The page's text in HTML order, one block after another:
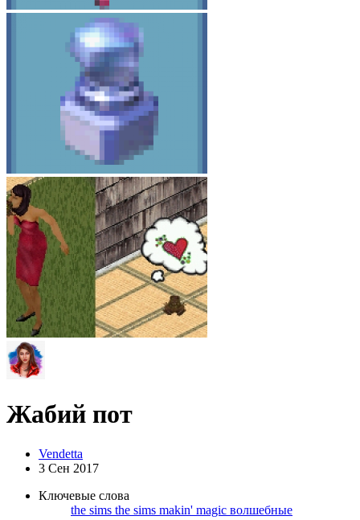
Жабий пот
Vendetta
3 Сен 2017
Ключевые слова
the sims the sims makin' magic волшебные